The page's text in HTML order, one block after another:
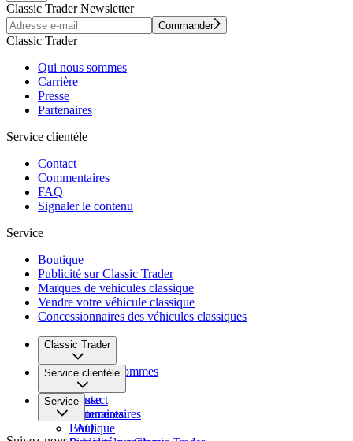
Classic Trader Newsletter
Commander
Classic Trader
Qui nous sommes
Carrière
Presse
Partenaires
Service clientèle
Contact
Commentaires
FAQ
Signaler le contenu
Service
Boutique
Publicité sur Classic Trader
Marques de vehicules classique
Vendre votre véhicule classique
Concessionnaires des véhicules classiques
Classic Trader
Qui nous sommes
Carrière
Presse
Partenaires
Service clientèle
Contact
Commentaires
FAQ
Service
Boutique